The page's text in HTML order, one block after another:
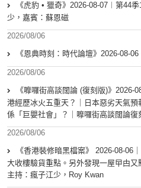
《虎豹 • 獵奇》2026-08-07︱第44
少，嘉賓：蘇恩磁
2026/08/06
《恩典時刻：時代論壇》2026-08-
2026/08/06
《嚤囉街高談闊論 (復刻版)》2026-
港經歷冰火五重天？｜日本惡劣天氣
係「巨嬰社會」？｜嚤囉街高談闊論
2026/08/06
《香港裝修暗黑檔案》 2026-08-06
大收樓驗貨重點。另外發現一屋曱甴又
主持：瘋子江少，Roy Kwan